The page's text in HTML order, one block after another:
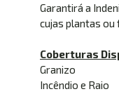
Garantirá a
cujas plantas
Coberturas
Granizo
Incêndio e Raio